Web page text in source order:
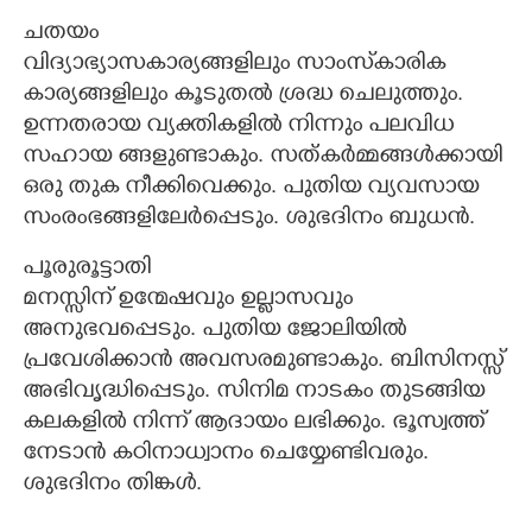
ചതയം
വിദ്യാഭ്യാസകാര്യങ്ങളിലും സാംസ്‌കാരിക
കാര്യങ്ങളിലും കൂടുതൽ ശ്രദ്ധ ചെലുത്തും.
ഉന്നതരായ വ്യക്തികളിൽ നിന്നും പലവിധ
സഹായ ങ്ങളുണ്ടാകും. സത്കർമ്മങ്ങൾക്കായി
ഒരു തുക നീക്കിവെക്കും. പുതിയ വ്യവസായ
സംരംഭങ്ങളിലേർപ്പെടും. ശുഭദിനം ബുധൻ.
പൂരുരൂട്ടാതി
മനസ്സിന് ഉന്മേഷവും ഉല്ലാസവും
അനുഭവപ്പെടും. പുതിയ ജോലിയിൽ
പ്രവേശിക്കാൻ അവസരമുണ്ടാകും. ബിസിനസ്സ്
അഭിവൃദ്ധിപ്പെടും. സിനിമ നാടകം തുടങ്ങിയ
കലകളിൽ നിന്ന് ആദായം ലഭിക്കും. ഭൂസ്വത്ത്
നേടാൻ കഠിനാധ്വാനം ചെയ്യേണ്ടിവരും.
ശുഭദിനം തിങ്കൾ.